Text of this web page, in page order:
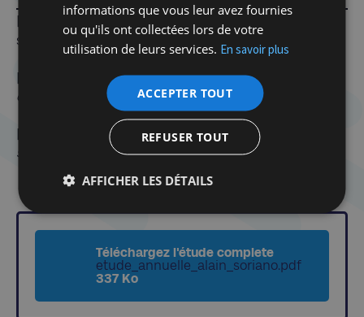
[1]
Le texte intégral de l’accord est publié
sur
www.geneva-accord.org
[2] Un adage célèbre israélien dit : «si ton ennemi ne
comprend pas la force, alors tape encore plus fort
[3] Voir par ex. Alain Gresh : « Israël/Palestine, vérités
sur un conflit
», Ed. Fayard, 2007.
Téléchargez l'étude complete
etude_annuelle_alain_soriano.pdf
337 Ko
informations que vous leur avez fournies
ou qu'ils ont collectées lors de votre
utilisation de leurs services. En savoir plus
ACCEPTER TOUT
REFUSER TOUT
AFFICHER LES DÉTAILS